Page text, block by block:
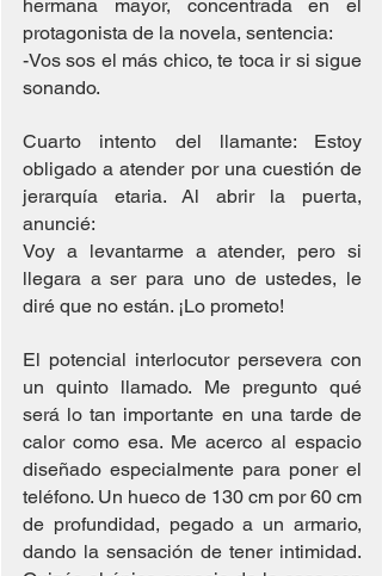
hermana mayor, concentrada en el
protagonista de la novela, sentencia:
-Vos sos el más chico, te toca ir si sigue
sonando.
Cuarto intento del llamante: Estoy
obligado a atender por una cuestión de
jerarquía etaria. Al abrir la puerta,
anuncié:
Voy a levantarme a atender, pero si
llegara a ser para uno de ustedes, le
diré que no están. ¡Lo prometo!
El potencial interlocutor persevera con
un quinto llamado. Me pregunto qué
será lo tan importante en una tarde de
calor como esa. Me acerco al espacio
diseñado especialmente para poner el
teléfono. Un hueco de 130 cm por 60 cm
de profundidad, pegado a un armario,
dando la sensación de tener intimidad.